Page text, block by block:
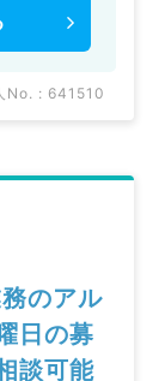
No. : 641510
のアル
日の募
談可能